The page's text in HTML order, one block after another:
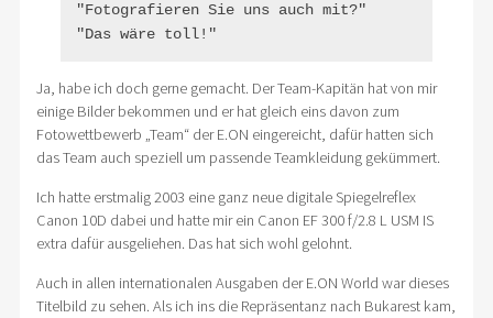
"Fotografieren Sie uns auch mit?"
"Das wäre toll!"
Ja, habe ich doch gerne gemacht. Der Team-Kapitän hat von mir
einige Bilder bekommen und er hat gleich eins davon zum
Fotowettbewerb „Team“ der E.ON eingereicht, dafür hatten sich
das Team auch speziell um passende Teamkleidung gekümmert.
Ich hatte erstmalig 2003 eine ganz neue digitale Spiegelreflex
Canon 10D dabei und hatte mir ein Canon EF 300 f/2.8 L USM IS
extra dafür ausgeliehen. Das hat sich wohl gelohnt.
Auch in allen internationalen Ausgaben der E.ON World war dieses
Titelbild zu sehen. Als ich ins die Repräsentanz nach Bukarest kam,